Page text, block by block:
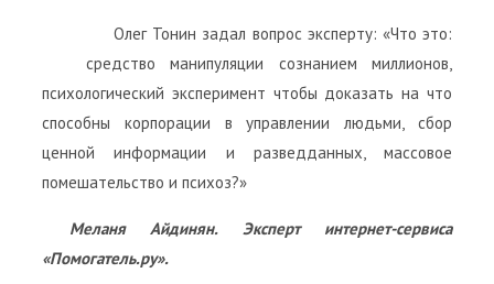
Олег Тонин задал вопрос эксперту: «Что это:
средство манипуляции сознанием миллионов,
психологический эксперимент чтобы доказать на что
способны корпорации в управлении людьми, сбор
ценной информации и разведданных, массовое
помешательство и психоз?»
Меланя Айдинян. Эксперт интернет-сервиса
«Помогатель.ру».